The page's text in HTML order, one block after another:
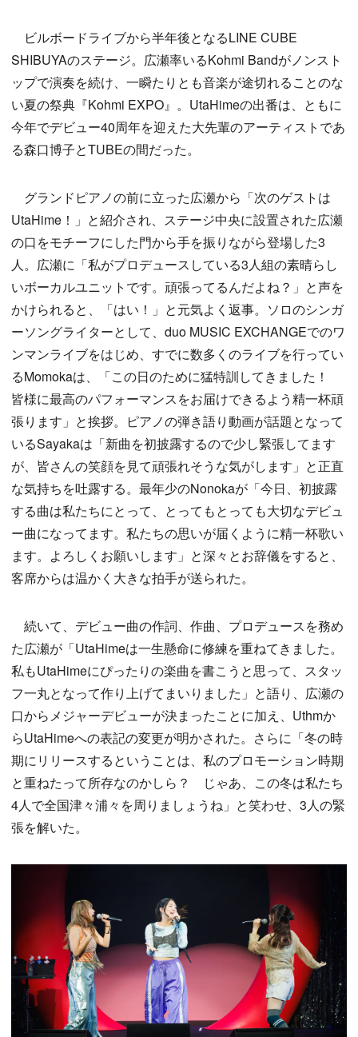
ビルボードライブから半年後となるLINE CUBE
SHIBUYAのステージ。広瀬率いるKohmi Bandがノンスト
ップで演奏を続け、一瞬たりとも音楽が途切れることのな
い夏の祭典『Kohmi EXPO』。UtaHimeの出番は、ともに
今年でデビュー40周年を迎えた大先輩のアーティストであ
る森口博子とTUBEの間だった。
グランドピアノの前に立った広瀬から「次のゲストは
UtaHime！」と紹介され、ステージ中央に設置された広瀬
の口をモチーフにした門から手を振りながら登場した3
人。広瀬に「私がプロデュースしている3人組の素晴らし
いボーカルユニットです。頑張ってるんだよね？」と声を
かけられると、「はい！」と元気よく返事。ソロのシンガ
ーソングライターとして、duo MUSIC EXCHANGEでのワ
ンマンライブをはじめ、すでに数多くのライブを行ってい
るMomokaは、「この日のために猛特訓してきました！
皆様に最高のパフォーマンスをお届けできるよう精一杯頑
張ります」と挨拶。ピアノの弾き語り動画が話題となって
いるSayakaは「新曲を初披露するので少し緊張してます
が、皆さんの笑顔を見て頑張れそうな気がします」と正直
な気持ちを吐露する。最年少のNonokaが「今日、初披露
する曲は私たちにとって、とってもとっても大切なデビュ
ー曲になってます。私たちの思いが届くように精一杯歌い
ます。よろしくお願いします」と深々とお辞儀をすると、
客席からは温かく大きな拍手が送られた。
続いて、デビュー曲の作詞、作曲、プロデュースを務め
た広瀬が「UtaHimeは一生懸命に修練を重ねてきました。
私もUtaHimeにぴったりの楽曲を書こうと思って、スタッ
フ一丸となって作り上げてまいりました」と語り、広瀬の
口からメジャーデビューが決まったことに加え、Uthmか
らUtaHimeへの表記の変更が明かされた。さらに「冬の時
期にリリースするということは、私のプロモーション時期
と重ねたって所存なのかしら？ じゃあ、この冬は私たち
4人で全国津々浦々を周りましょうね」と笑わせ、3人の緊
張を解いた。